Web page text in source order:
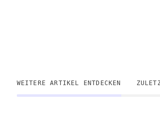
WEITERE ARTIKEL ENTDECKEN